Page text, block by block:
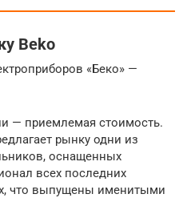
Beko
«Беко» —
— приемлемая стоимость.
рынку одни из
оснащенных
всех последних
что выпущены именитыми